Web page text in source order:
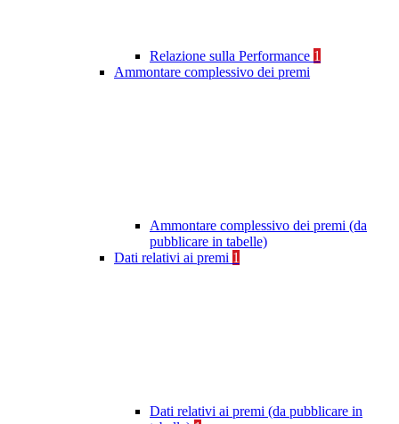
Relazione sulla Performance 1
Ammontare complessivo dei premi
Ammontare complessivo dei premi (da
pubblicare in tabelle)
Dati relativi ai premi 1
Dati relativi ai premi (da pubblicare in